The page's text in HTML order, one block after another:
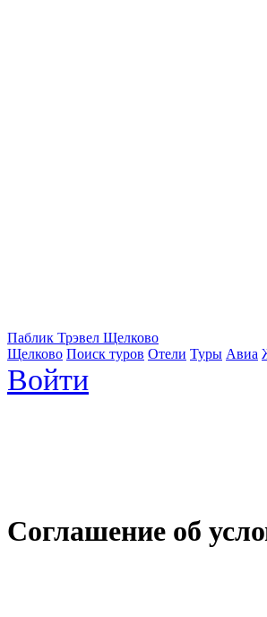
Паблик Трэвел Щелково
Щелково Поиск туров Отели Туры Авиа
Войти
Соглашение об